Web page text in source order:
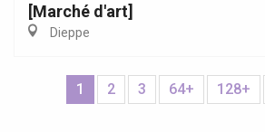
[Marché d'art]
Dieppe
1 2 3 64+ 128+